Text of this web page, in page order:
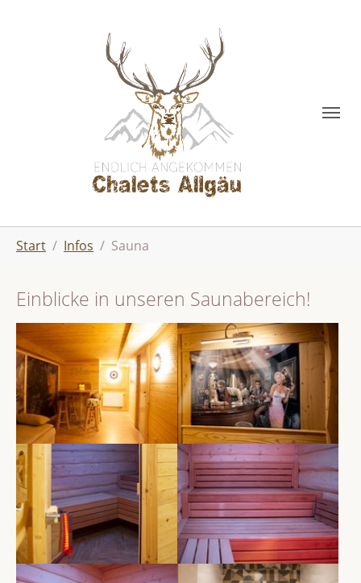
Start Infos Sauna
Einblicke in unseren Saunabereich!
Show larger version Show larger version
Show larger version Show larger version
Show larger version Show larger version